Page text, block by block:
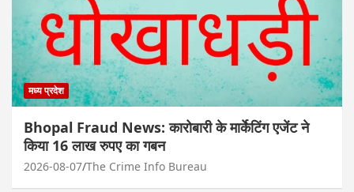
मध्य प्रदेश
Bhopal Fraud News: कारोबारी के मार्केटिंग एजेंट ने
किया 16 लाख रुपए का गबन
2026-08-07 The Crime Info Bureau